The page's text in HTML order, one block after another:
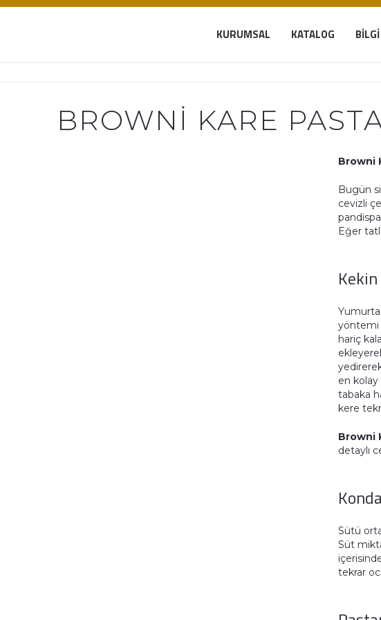
KURUMSAL KATALOG
BROWNI KARE
Browni
Bugün
cevizli
Eğer
Kekin
Yumurta
yöntemi
hariç
en kolay
tabaka
kere
Browni
detaylı
Sütü
Süt
tekrar